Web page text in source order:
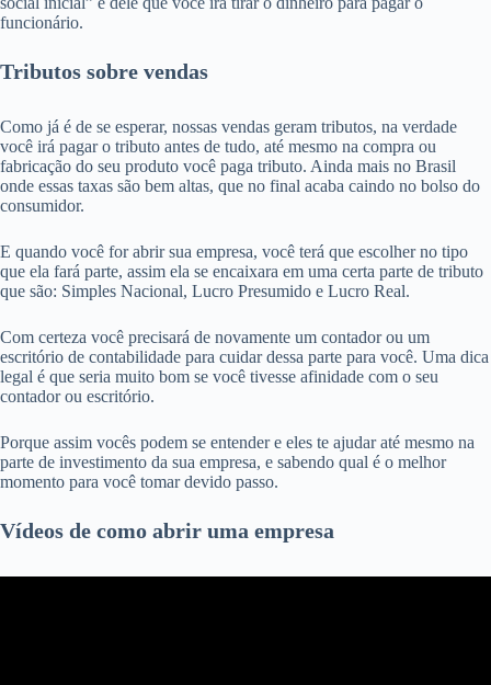
funcionário.
Tributos sobre vendas
Como já é de se esperar, nossas vendas geram tributos, na verdade
você irá pagar o tributo antes de tudo, até mesmo na compra ou
fabricação do seu produto você paga tributo. Ainda mais no Brasil
onde essas taxas são bem altas, que no final acaba caindo no bolso do
consumidor.
E quando você for abrir sua empresa, você terá que escolher no tipo
que ela fará parte, assim ela se encaixara em uma certa parte de tributo
que são: Simples Nacional, Lucro Presumido e Lucro Real.
Com certeza você precisará de novamente um contador ou um
escritório de contabilidade para cuidar dessa parte para você. Uma dica
legal é que seria muito bom se você tivesse afinidade com o seu
contador ou escritório.
Porque assim vocês podem se entender e eles te ajudar até mesmo na
parte de investimento da sua empresa, e sabendo qual é o melhor
momento para você tomar devido passo.
Vídeos de como abrir uma empresa